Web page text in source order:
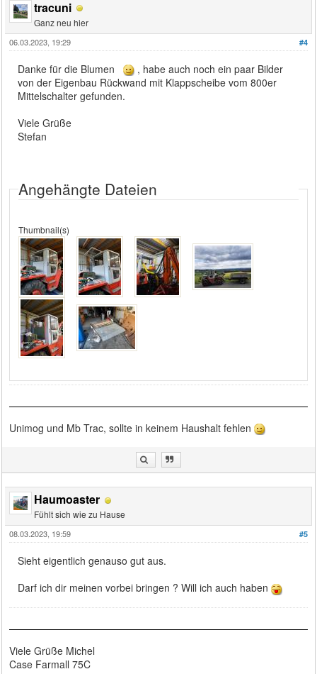
tracuni
Ganz neu hier
#4
06.03.2023, 19:29
Danke für die Blumen
, habe auch noch ein paar Bilder
von der Eigenbau Rückwand mit Klappscheibe vom 800er
Mittelschalter gefunden.
Viele Grüße
Stefan
Angehängte Dateien
Thumbnail(s)
Unimog und Mb Trac, sollte in keinem Haushalt fehlen
Haumoaster
Fühlt sich wie zu Hause
#5
08.03.2023, 19:59
Sieht eigentlich genauso gut aus.
Darf ich dir meinen vorbei bringen ? Will ich auch haben
Viele Grüße Michel
Case Farmall 75C